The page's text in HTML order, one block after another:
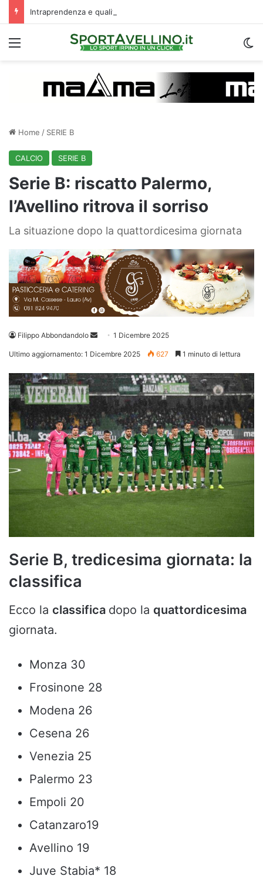
Menu
Home / SERIE B
CALCIO SERIE B
Serie B: riscatto Palermo,
l’Avellino ritrova il sorriso
La situazione dopo la quattordicesima giornata
Filippo Abbondandolo
Invia 1 Dicembre 2025
Ultimo aggiornamento: 1 Dicembre 2025 627 1 minuto di lettura
Serie B, tredicesima giornata: la
classifica
Ecco la classifica dopo la quattordicesima
giornata.
Monza 30
Frosinone 28
Modena 26
Cesena 26
Venezia 25
Palermo 23
Empoli 20
Catanzaro19
Avellino 19
Juve Stabia* 18